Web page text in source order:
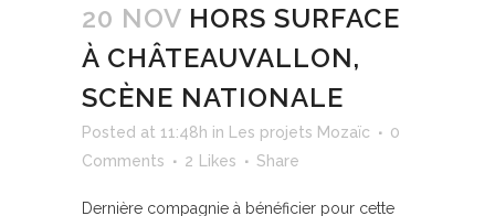
20 NOV HORS SURFACE
À CHÂTEAUVALLON,
SCÈNE NATIONALE
Posted at 11:48h in Les projets Mozaïc
0
Comments
2 Likes Share
Dernière compagnie à bénéficier pour cette